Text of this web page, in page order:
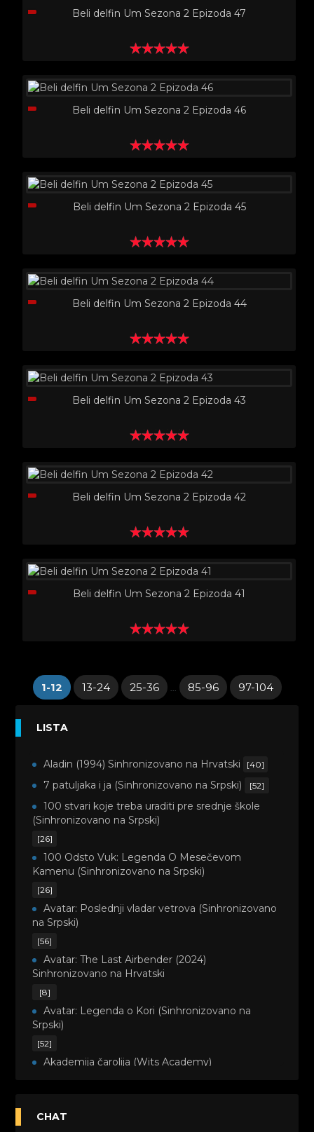
Beli delfin Um Sezona 2 Epizoda 47
Beli delfin Um Sezona 2 Epizoda 46
Beli delfin Um Sezona 2 Epizoda 45
Beli delfin Um Sezona 2 Epizoda 44
Beli delfin Um Sezona 2 Epizoda 43
Beli delfin Um Sezona 2 Epizoda 42
Beli delfin Um Sezona 2 Epizoda 41
1-12 13-24 25-36 ... 85-96 97-104
LISTA
Aladin (1994) Sinhronizovano na Hrvatski [40]
7 patuljaka i ja (Sinhronizovano na Srpski) [52]
100 stvari koje treba uraditi pre srednje škole
(Sinhronizovano na Srpski)
[26]
100 Odsto Vuk: Legenda O Mesečevom
Kamenu (Sinhronizovano na Srpski)
[26]
Avatar: Poslednji vladar vetrova (Sinhronizovano
na Srpski)
[56]
Avatar: The Last Airbender (2024)
Sinhronizovano na Hrvatski
[8]
Avatar: Legenda o Kori (Sinhronizovano na
Srpski)
[52]
Akademija čarolija (Wits Academy)
Avanture Maje i Marka (Sinhronizovano na
CHAT